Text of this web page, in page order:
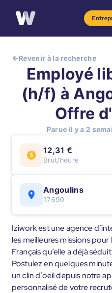
Revenir à la recherche
Employé
(h/f) à
Offre
Parue il y a 2
12,31 €
Brut/heure
Angoulins
17690
Iziwork est une agence
les meilleures missions
Français qu’elle a déjà
Postulez en quelques
un clin d’oeil depuis notre
personnalisé de votre